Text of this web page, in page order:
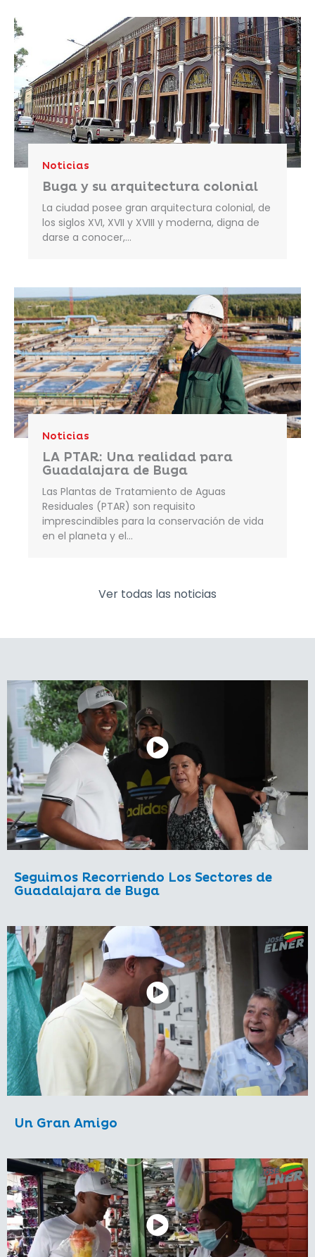
Noticias
Buga y su arquitectura colonial
La ciudad posee gran arquitectura colonial, de
los siglos XVI, XVII y XVIII y moderna, digna de
darse a conocer,…
Noticias
LA PTAR: Una realidad para
Guadalajara de Buga
Las Plantas de Tratamiento de Aguas
Residuales (PTAR) son requisito
imprescindibles para la conservación de vida
en el planeta y el…
Ver todas las noticias
Seguimos Recorriendo Los Sectores de
Guadalajara de Buga
Un Gran Amigo